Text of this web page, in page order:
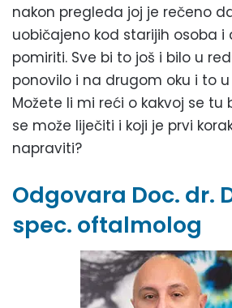
nakon pregleda joj je rečeno
uobičajeno kod starijih osoba
pomiriti. Sve bi to još i bilo u
ponovilo i na drugom oku i to
Možete li mi reći o kakvoj se tu
se može liječiti i koji je prvi
napraviti?
Odgovara Doc. dr.
spec. oftalmolog